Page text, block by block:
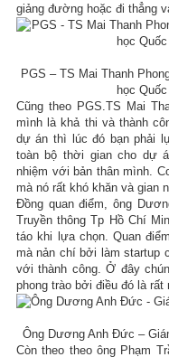
giảng đường hoặc đi thẳng
PGS – TS Mai Thanh
học
Cũng theo PGS.TS Mai
mình là khả thi và thành
dự án thì lúc đó bạn phải
toàn bộ thời gian cho dự
nhiệm với bản thân mình.
mà nó rất khó khăn và gian
Đồng quan điểm, ông
Truyền thông Tp Hồ Chí
táo khi lựa chọn. Quan
mà nản chí bởi làm startup
với thành công. Ở đây
phong trào bởi điều đó là rất
Ông Dương Anh Đức –
Còn theo theo ông Phạm